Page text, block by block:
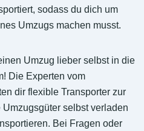
sodass du dich um
Umzugs machen musst.
Umzug lieber selbst in die
Die Experten vom
dir flexible Transporter zur
selbst verladen
Bei Fragen oder